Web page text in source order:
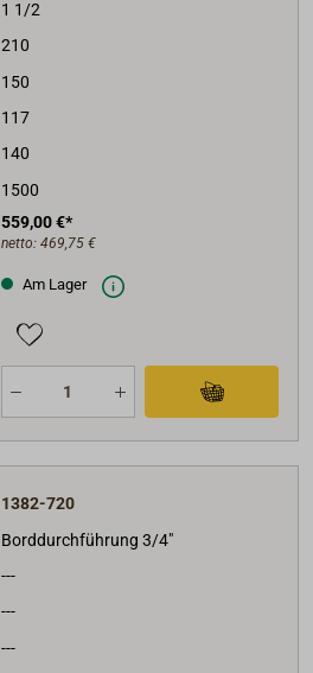
1 1/2
210
150
117
140
1500
559,00 €*
netto: 469,75 €
Am Lager
1382-720
Borddurchführung 3/4"
---
---
---